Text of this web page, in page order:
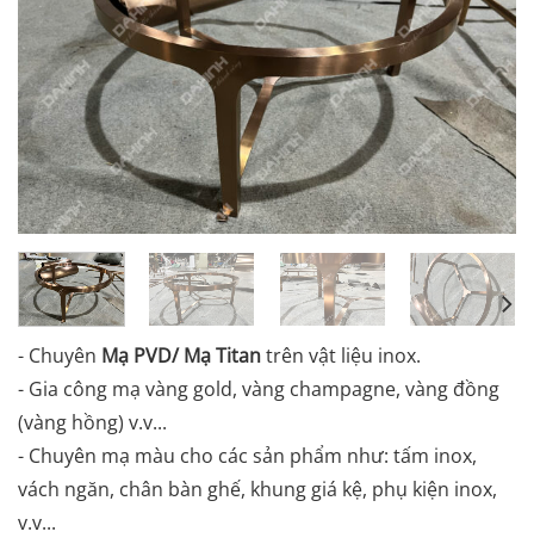
- Chuyên Mạ PVD/ Mạ Titantrên vật liệu inox.
- Gia công mạ vàng gold, vàng champagne, vàng đồng
(vàng hồng) v.v...
- Chuyên mạ màu cho các sản phẩm như: tấm inox,
vách ngăn, chân bàn ghế, khung giá kệ, phụ kiện inox,
v.v...